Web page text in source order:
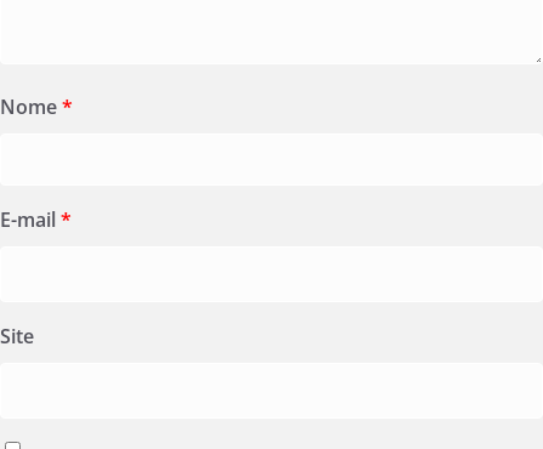
Nome*
E-mail*
Site